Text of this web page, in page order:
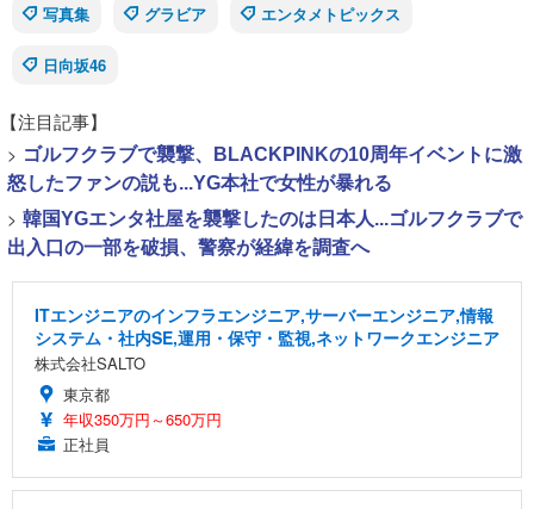
写真集
グラビア エンタメトピックス
日向坂46
【注目記事】
> ゴルフクラブで襲撃、BLACKPINKの10周年イベントに激
怒したファンの説も...YG本社で女性が暴れる
> 韓国YGエンタ社屋を襲撃したのは日本人...ゴルフクラブで
出入口の一部を破損、警察が経緯を調査へ
ITエンジニアのインフラエンジニア,サーバーエンジニア,情報
システム・社内SE,運用・保守・監視,ネットワークエンジニア
株式会社SALTO
東京都
年収350万円～650万円
正社員